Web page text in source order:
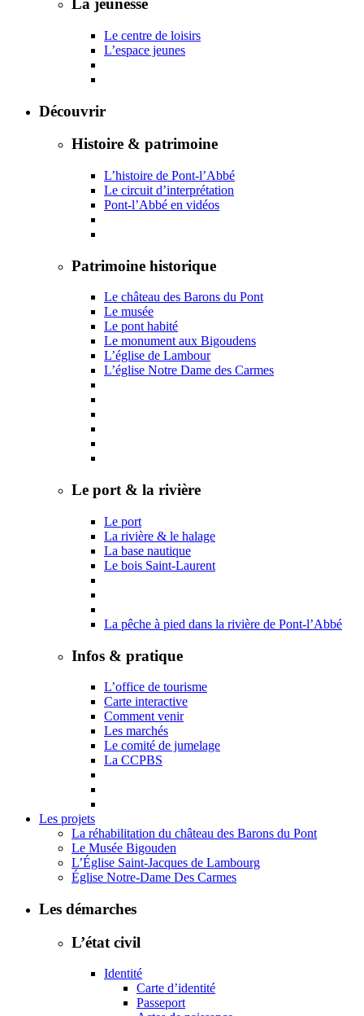
La jeunesse
Le centre de loisirs
L’espace jeunes
Découvrir
Histoire & patrimoine
L’histoire de Pont-l’Abbé
Le circuit d’interprétation
Pont-l’Abbé en vidéos
Patrimoine historique
Le château des Barons du Pont
Le musée
Le pont habité
Le monument aux Bigoudens
L’église de Lambour
L’église Notre Dame des Carmes
Le port & la rivière
Le port
La rivière & le halage
La base nautique
Le bois Saint-Laurent
La pêche à pied dans la rivière de Pont-l’Abbé
Infos & pratique
L’office de tourisme
Carte interactive
Comment venir
Les marchés
Le comité de jumelage
La CCPBS
Les projets
La réhabilitation du château des Barons du Pont
Le Musée Bigouden
L’Église Saint-Jacques de Lambourg
Église Notre-Dame Des Carmes
Les démarches
L’état civil
Identité
Carte d’identité
Passeport